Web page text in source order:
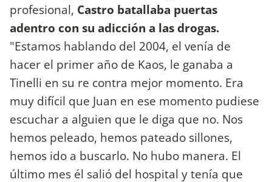
profesional, Castro batallaba puertas
adentro con su adicción a las drogas.
"Estamos hablando del 2004, el venía de
hacer el primer año de Kaos, le ganaba a
Tinelli en su re contra mejor momento. Era
muy difícil que Juan en ese momento pudiese
escuchar a alguien que le diga que no. Nos
hemos peleado, hemos pateado sillones,
hemos ido a buscarlo. No hubo manera. El
último mes él salió del hospital y tenía que